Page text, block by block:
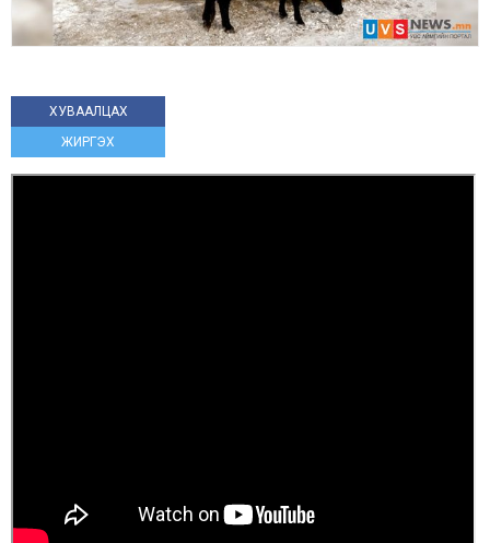
ХУВААЛЦАХ
ЖИРГЭХ